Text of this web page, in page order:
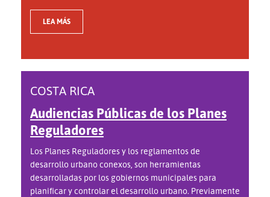
LEA MÁS
COSTA RICA
Audiencias Públicas de los Planes
Reguladores
Los Planes Reguladores y los reglamentos de
desarrollo urbano conexos, son herramientas
desarrolladas por los gobiernos municipales para
planificar y controlar el desarrollo urbano. Previamente